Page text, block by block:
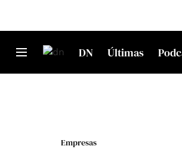
DN Últimas
Empresas